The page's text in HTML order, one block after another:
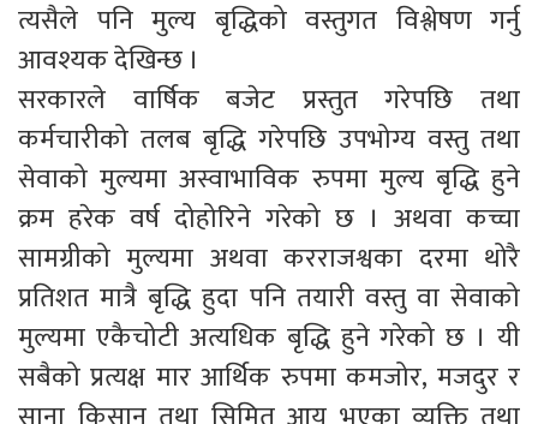
त्यसैले पनि मुल्य बृद्धिको वस्तुगत विश्लेषण गर्नु
आवश्यक देखिन्छ ।
सरकारले वार्षिक बजेट प्रस्तुत गरेपछि तथा
कर्मचारीको तलब बृद्धि गरेपछि उपभोग्य वस्तु तथा
सेवाको मुल्यमा अस्वाभाविक रुपमा मुल्य बृद्धि हुने
क्रम हरेक वर्ष दोहोरिने गरेको छ । अथवा कच्चा
सामग्रीको मुल्यमा अथवा करराजश्वका दरमा थोरै
प्रतिशत मात्रै बृद्धि हुदा पनि तयारी वस्तु वा सेवाको
मुल्यमा एकैचोटी अत्यधिक बृद्धि हुने गरेको छ । यी
सबैको प्रत्यक्ष मार आर्थिक रुपमा कमजोर, मजदुर र